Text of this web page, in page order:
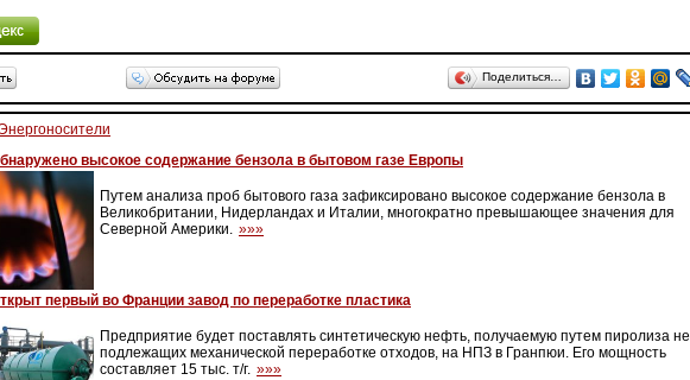
Поделиться…
высокое содержание бензола в бытовом газе Европы
Путем анализа проб бытового газа зафиксировано высокое содержание бензола в
Великобритании, Нидерландах и Италии, многократно превышающее значения для
Северной Америки. »»»
первый во Франции завод по переработке пластика
Предприятие будет поставлять синтетическую нефть, получаемую путем пиролиза не
подлежащих механической переработке отходов, на НПЗ в Гранпюи. Его мощность
составляет 15 тыс. т/г. »»»